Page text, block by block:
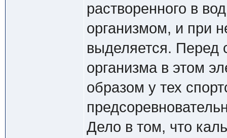
растворенного в
организмом, и при
выделяется. Перед
организма в этом
образом у тех
Дело в том, что